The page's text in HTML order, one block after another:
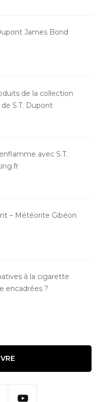
James Bond
de la collection
S.T. Dupont
avec S.T.
– Météorite Gibéon
à la cigarette
encadrées ?